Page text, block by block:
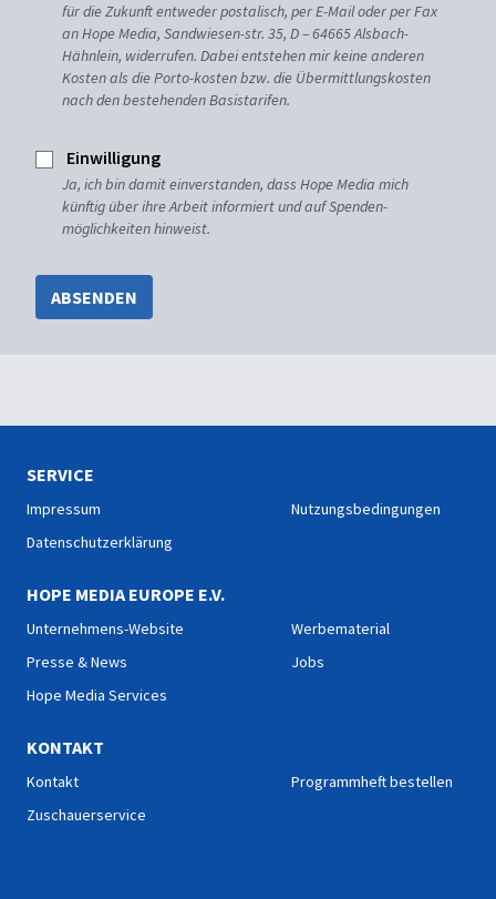
für die Zukunft entweder postalisch, per E-Mail oder per Fax
an Hope Media, Sandwiesen-str. 35, D – 64665 Alsbach-
Hähnlein, widerrufen. Dabei entstehen mir keine anderen
Kosten als die Porto-kosten bzw. die Übermittlungskosten
nach den bestehenden Basistarifen.
Einwilligung
Ja, ich bin damit einverstanden, dass Hope Media mich
künftig über ihre Arbeit informiert und auf Spenden-
möglichkeiten hinweist.
ABSENDEN
SERVICE
Impressum
Datenschutzerklärung
Nutzungsbedingungen
HOPE MEDIA EUROPE E.V.
Unternehmens-Website
Presse & News
Hope Media Services
Werbematerial
Jobs
KONTAKT
Kontakt
Zuschauerservice
Programmheft bestellen